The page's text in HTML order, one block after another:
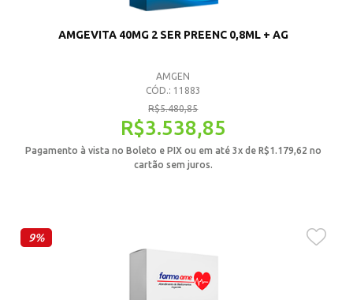
AMGEVITA 40MG 2 SER PREENC 0,8ML + AG
AMGEN
CÓD.: 11883
R$5.480,85
R$3.538,85
Pagamento à vista no Boleto e PIX ou em até 3x de R$1.179,62 no
cartão sem juros.
9%